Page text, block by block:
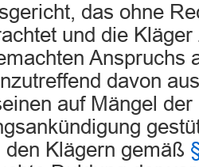
das ohne
und die
Anspruchs
davon
auf Mängel der
den Klägern gemäß